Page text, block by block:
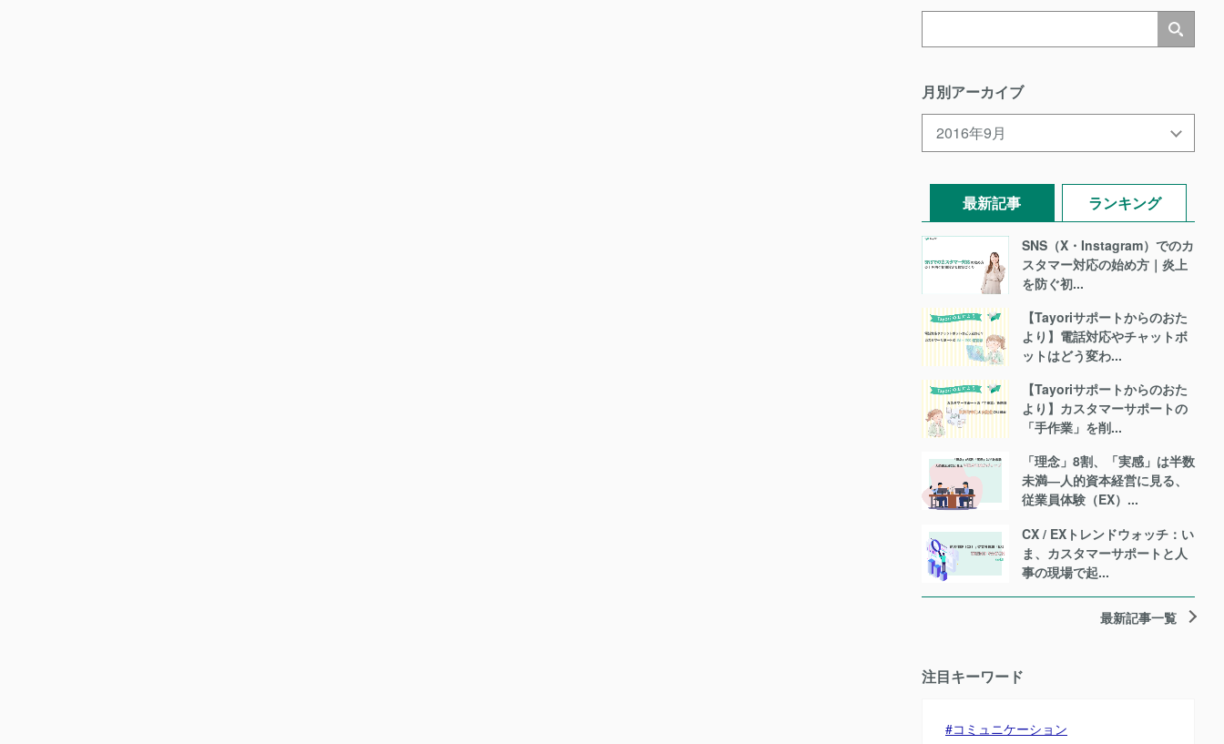
月別アーカイブ
最新記事 ランキング
SNS（X・Instagram）でのカ
スタマー対応の始め方｜炎上
を防ぐ初...
【Tayoriサポートからのおた
より】電話対応やチャットボ
ットはどう変わ...
【Tayoriサポートからのおた
より】カスタマーサポートの
「手作業」を削...
「理念」8割、「実感」は半数
未満―人的資本経営に見る、
従業員体験（EX）...
CX / EXトレンドウォッチ：い
ま、カスタマーサポートと人
事の現場で起...
最新記事一覧
注目キーワード
コミュニケーション